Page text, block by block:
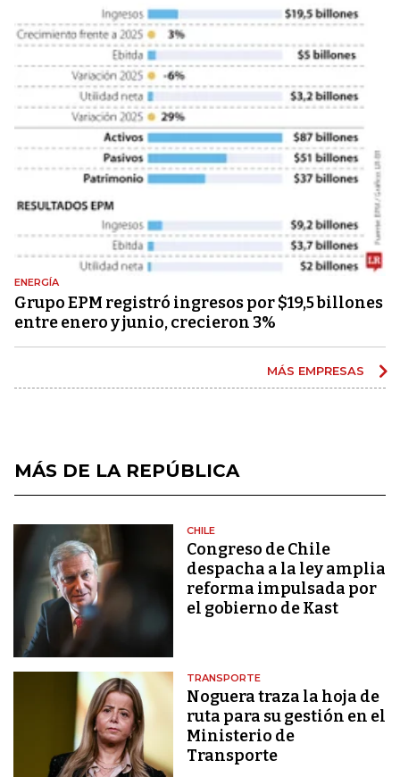
ENERGÍA
Grupo EPM registró ingresos por $19,5 billones
entre enero y junio, crecieron 3%
MÁS EMPRESAS
MÁS DE LA REPÚBLICA
CHILE
Congreso de Chile
despacha a la ley amplia
reforma impulsada por
el gobierno de Kast
TRANSPORTE
Noguera traza la hoja de
ruta para su gestión en el
Ministerio de
Transporte